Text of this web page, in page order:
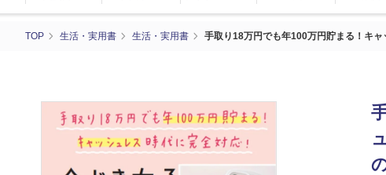
TOP 生活・実用書 生活・実用書 手取り18万円でも年100万円貯まる！キ